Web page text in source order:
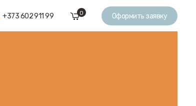
+373 602 911 99 0 Оформить заявку